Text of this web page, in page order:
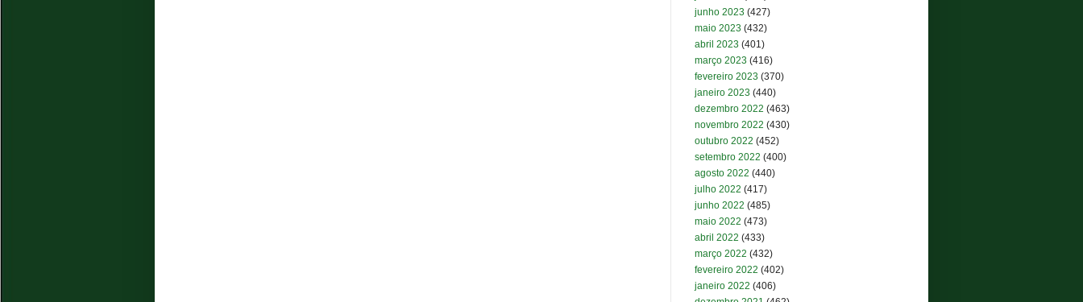
junho 2023 (427)
maio 2023 (432)
abril 2023 (401)
março 2023 (416)
fevereiro 2023 (370)
janeiro 2023 (440)
dezembro 2022 (463)
novembro 2022 (430)
outubro 2022 (452)
setembro 2022 (400)
agosto 2022 (440)
julho 2022 (417)
junho 2022 (485)
maio 2022 (473)
abril 2022 (433)
março 2022 (432)
fevereiro 2022 (402)
janeiro 2022 (406)